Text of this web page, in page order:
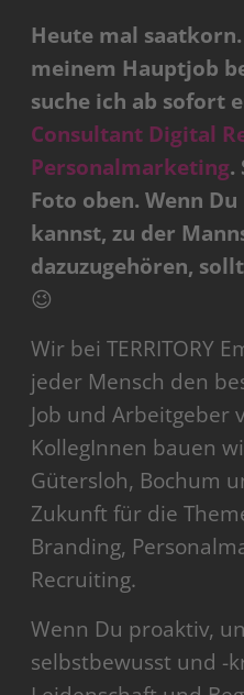
Heute mal
meinem Hauptjob
suche ich ab sofort
Consultant Digital
Personalmarketing.
Foto oben. Wenn
kannst, zu der
dazuzugehören,
😉
Wir bei TERRITORY
jeder Mensch den
Job und Arbeitgeber
KollegInnen bauen
Gütersloh, Bochum
Zukunft für die
Branding,
Recruiting.
Wenn Du proaktiv,
selbstbewusst und -